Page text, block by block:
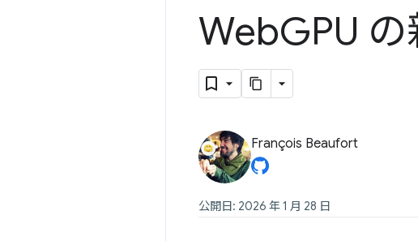
WebGPU
François Beaufort
公開日: 2026 年 1 月 28 日